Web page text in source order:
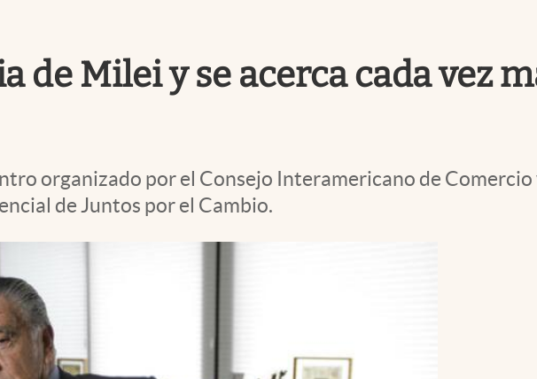
de Milei y se acerca cada vez
organizado por el Consejo Interamericano de
de Juntos por el Cambio.